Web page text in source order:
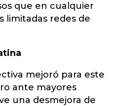
que en cualquier
limitadas redes de
mejoró para este
ante mayores
una desmejora de